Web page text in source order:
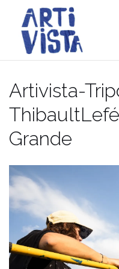
contenu
Artivista-
Grande